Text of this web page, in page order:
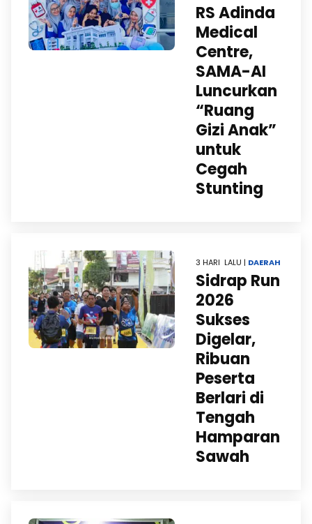
RS Adinda
Medical
Centre,
SAMA-AI
Luncurkan
“Ruang
Gizi Anak”
untuk
Cegah
Stunting
3 HARI LALU | DAERAH
Sidrap Run
2026
Sukses
Digelar,
Ribuan
Peserta
Berlari di
Tengah
Hamparan
Sawah